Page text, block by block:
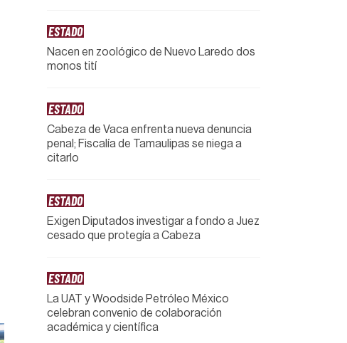
ESTADO
Nacen en zoológico de Nuevo Laredo dos
monos tití
ESTADO
Cabeza de Vaca enfrenta nueva denuncia
penal; Fiscalía de Tamaulipas se niega a
citarlo
ESTADO
Exigen Diputados investigar a fondo a Juez
cesado que protegía a Cabeza
ESTADO
La UAT y Woodside Petróleo México
celebran convenio de colaboración
académica y científica